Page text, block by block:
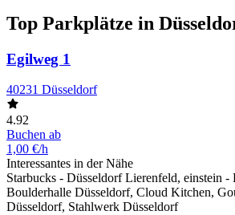
Top Parkplätze in
Egilweg 1
40231 Düsseldorf
4.92
Buchen ab
1,00 €/h
Interessantes in der Nähe
Starbucks - Düsseldorf Lierenfeld, einstein -
Boulderhalle Düsseldorf, Cloud Kitchen,
Düsseldorf, Stahlwerk Düsseldorf